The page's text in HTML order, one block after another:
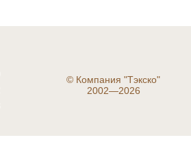
© Компания "Тэкско"
2002—2026